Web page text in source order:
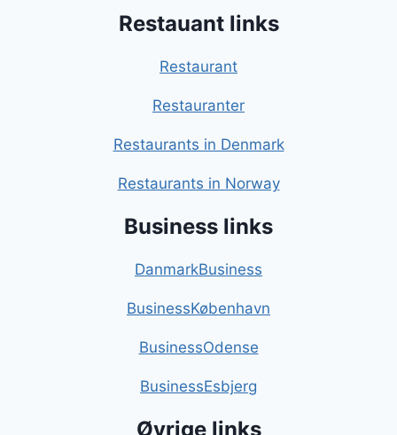
Restauant links
Restaurant
Restauranter
Restaurants in Denmark
Restaurants in Norway
Business links
DanmarkBusiness
BusinessKøbenhavn
BusinessOdense
BusinessEsbjerg
Øvrige links